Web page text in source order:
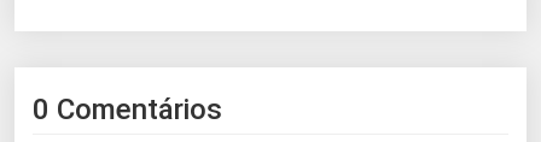
0 Comentários